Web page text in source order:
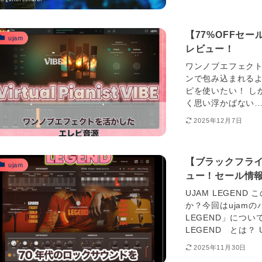
ujam
【77%OFFセ
レビュー！
ワンノブエフェク
ンで包み込まれる
ピを使いたい！
く思い浮かばな
2025年12月7日
ujam
【ブラックフラ
ュー！セール情
UJAM LEGEND
か？今回はujamの
LEGEND」につい
LEGEND とは？
2025年11月30日